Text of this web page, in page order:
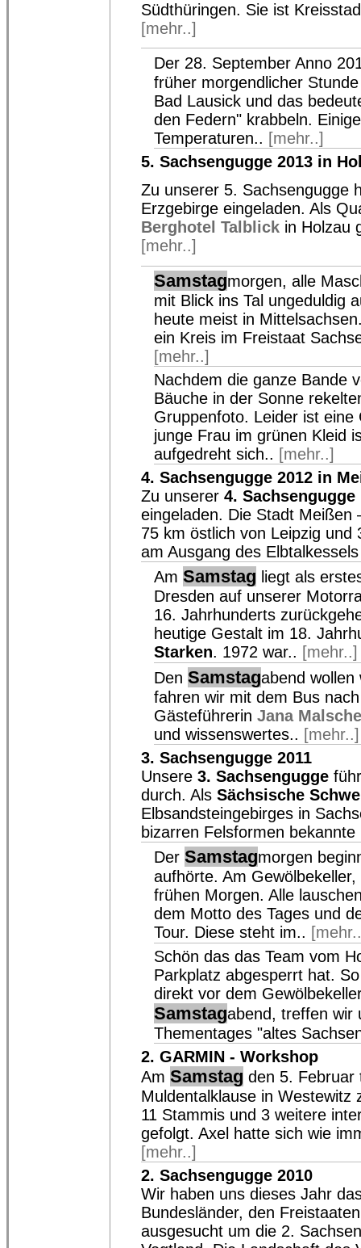
Südthüringen. Sie ist
[mehr..]
Der 28. September Anno
früher morgendlicher
Bad Lausick und das
den Federn" krabbeln.
Temperaturen.. [mehr..]
5. Sachsengugge 2013 in
Zu unserer 5. Sachsengugge
Erzgebirge eingeladen. Als
Berghotel Talblickin Holzau
[mehr..]
Samstagmorgen, alle
mit Blick ins Tal ungeduldig
heute meist in
ein Kreis im Freistaat
[mehr..]
Nachdem die ganze Bande
Bäuche in der Sonne
Gruppenfoto. Leider ist
junge Frau im grünen Kleid
aufgedreht sich.. [mehr..]
4. Sachsengugge 2012 in
Zu unserer 4. Sachsengugge
eingeladen. Die Stadt Meißen
75 km östlich von Leipzig und
am Ausgang des
AmSamstag liegt als
Dresden auf unserer
16. Jahrhunderts
heutige Gestalt im 18.
Starken. 1972 war.. [mehr..]
DenSamstagabend wollen
fahren wir mit dem Bus
GästeführerinJana
und wissenswertes.. [mehr..]
3. Sachsengugge 2011
Unsere 3. Sachsengugge
durch. Als Sächsische
Elbsandsteingebirges in
bizarren Felsformen
DerSamstagmorgen
aufhörte. Am
frühen Morgen. Alle
dem Motto des Tages und
Tour. Diese steht im..
Schön das das Team vom
Parkplatz abgesperrt hat.
direkt vor dem
Samstagabend, treffen wir
Thementages "altes
2. GARMIN - Workshop
Am Samstag den 5. Februar
Muldentalklause in
11 Stammis und 3 weitere
gefolgt. Axel hatte sich wie
[mehr..]
2. Sachsengugge 2010
Wir haben uns dieses Jahr
Bundesländer, den
ausgesucht um die 2.